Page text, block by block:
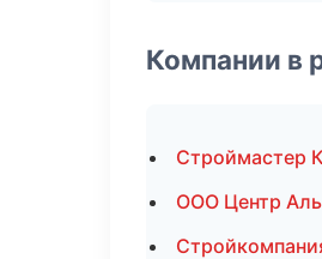
Компании в
Строймастер
ООО Центр